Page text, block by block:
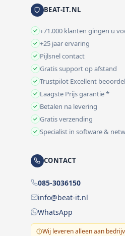
BEAT-IT.NL
+71.000 klanten gingen u
+25 jaar ervaring
Pijlsnel contact
Gratis support op afstand
Trustpilot Excellent
Laagste Prijs garantie *
Betalen na levering
Gratis verzending
Specialist in software &
CONTACT
085-3036150
info@beat-it.nl
WhatsApp
Wij leveren alleen aan